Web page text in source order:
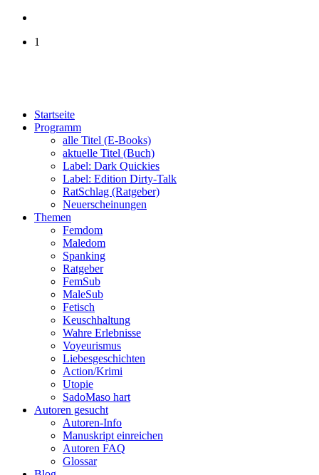
1
Startseite
Programm
alle Titel (E-Books)
aktuelle Titel (Buch)
Label: Dark Quickies
Label: Edition Dirty-Talk
RatSchlag (Ratgeber)
Neuerscheinungen
Themen
Femdom
Maledom
Spanking
Ratgeber
FemSub
MaleSub
Fetisch
Keuschhaltung
Wahre Erlebnisse
Voyeurismus
Liebesgeschichten
Action/Krimi
Utopie
SadoMaso hart
Autoren gesucht
Autoren-Info
Manuskript einreichen
Autoren FAQ
Glossar